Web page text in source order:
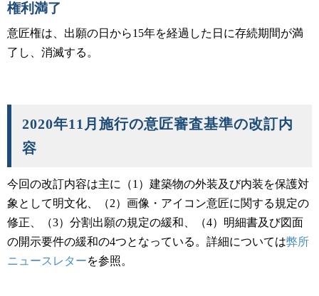
権利満了
意匠権は、出願の日から15年を経過した日に存続期間が満
了し、消滅する。
2020年11月施行の意匠審査基準の改訂内
容
今回の改訂内容は主に（1）建築物の外装及び内装を保護対
象として明文化、（2）画像・アイコン意匠に関する規定の
修正、（3）分割出願の規定の緩和、（4）明細書及び図面
の開示要件の緩和の4つとなっている。詳細については弊所
ニュースレターを参照。